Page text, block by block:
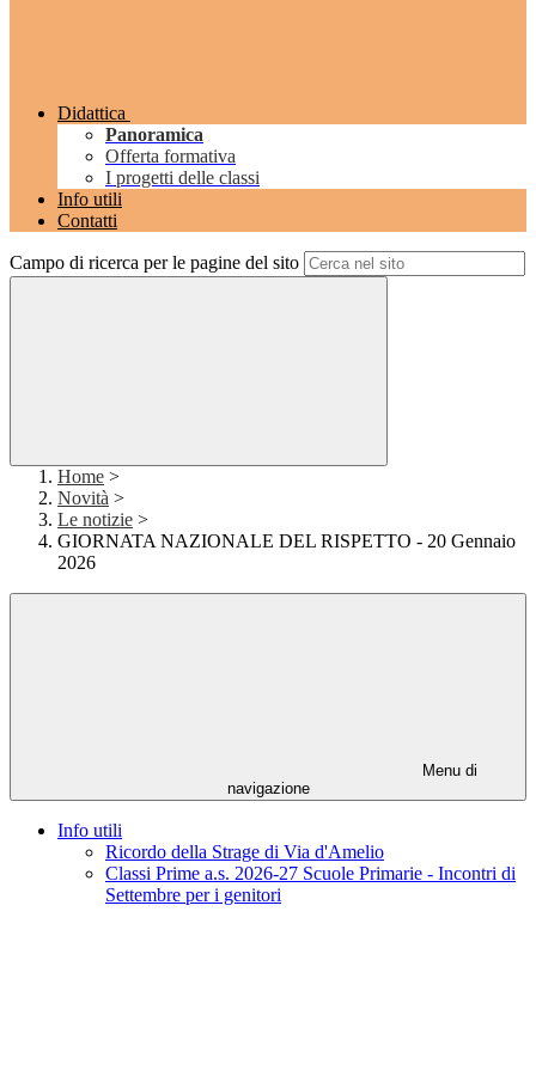
Didattica
Panoramica
Offerta formativa
I progetti delle classi
Info utili
Contatti
Campo di ricerca per le pagine del sito
Home >
Novità >
Le notizie >
GIORNATA NAZIONALE DEL RISPETTO - 20 Gennaio
2026
Menu di
navigazione
Info utili
Ricordo della Strage di Via d'Amelio
Classi Prime a.s. 2026-27 Scuole Primarie - Incontri di
Settembre per i genitori